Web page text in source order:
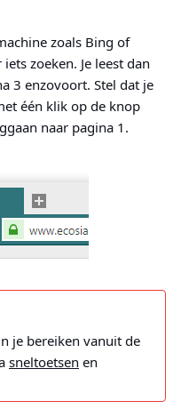
zoals Bing of
zoeken. Je leest dan
3 enzovoort. Stel dat je
één klik op de knop
naar pagina 1.
je bereiken vanuit de
sneltoetsen en